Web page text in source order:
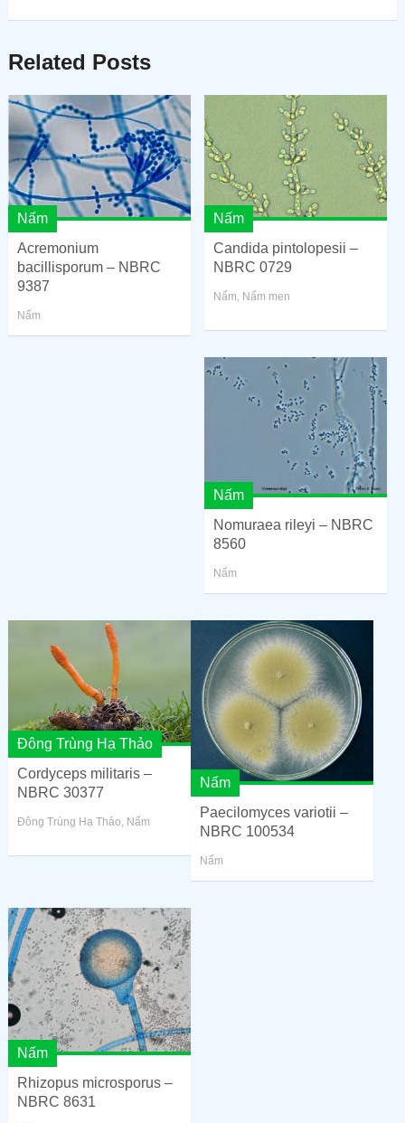
Related Posts
Nấm
Acremonium
bacillisporum – NBRC
9387
Nấm
Nấm
Candida pintolopesii –
NBRC 0729
Nấm, Nấm men
Nấm
Nomuraea rileyi – NBRC
8560
Nấm
Đông Trùng Hạ Thảo
Cordyceps militaris –
NBRC 30377
Đông Trùng Hạ Thảo, Nấm
Nấm
Paecilomyces variotii –
NBRC 100534
Nấm
Nấm
Rhizopus microsporus –
NBRC 8631